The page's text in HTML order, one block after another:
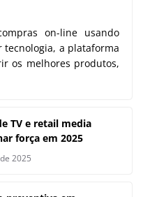
on-line usando
a plataforma
os melhores produtos,
TV e retail media
força em 2025
2025